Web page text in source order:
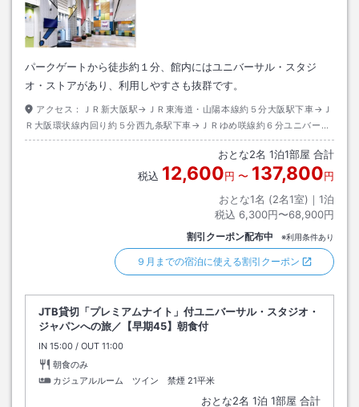
パークゲートから徒歩約１分、館内にはユニバーサル・スタジ
オ・ストアがあり、利用しやすさも抜群です。
アクセス：
ＪＲ新大阪駅→ＪＲ東海道・山陽本線約５分大阪駅下車→Ｊ
Ｒ大阪環状線内回り約５分西九条駅下車→ＪＲゆめ咲線約６分ユニバーサ
ルシティ駅下車→徒歩約２分
おとな2名 1泊1部屋 合計
税込 12,600円 〜 137,800円
おとな1名 (2名1室)｜ 1泊
税込 6,300円〜68,900円
割引クーポン配布中 ※利用条件あり
９月までの宿泊に使える割引クーポン
JTB貸切「プレミアムナイト」付ユニバーサル・スタジオ・
ジャパンへの旅／【早期45】朝食付
IN チェックイン
15:00 / OUT チェックアウト
11:00
朝食のみ
カジュアルルーム ツイン 禁煙 21平米
おとな2名 1泊 1部屋 合計